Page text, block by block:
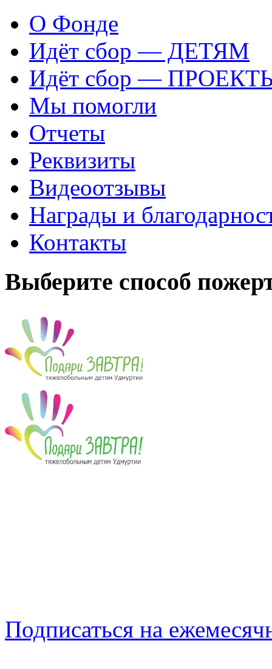
О Фонде
Идёт сбор — ДЕТЯМ
Идёт сбор —
Мы помогли
Отчеты
Реквизиты
Видеоотзывы
Награды и
Контакты
Выберите способ
Подписаться на